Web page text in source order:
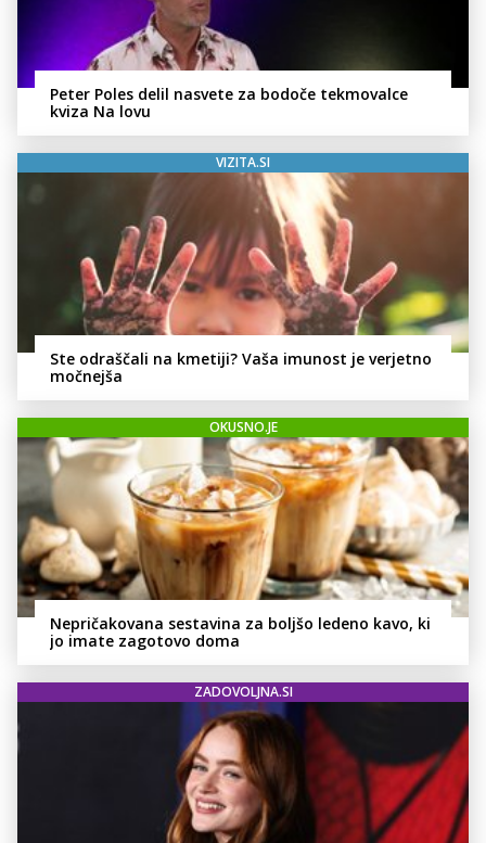
Peter Poles delil nasvete za bodoče tekmovalce
kviza Na lovu
VIZITA.SI
Ste odraščali na kmetiji? Vaša imunost je verjetno
močnejša
OKUSNO.JE
Nepričakovana sestavina za boljšo ledeno kavo, ki
jo imate zagotovo doma
ZADOVOLJNA.SI